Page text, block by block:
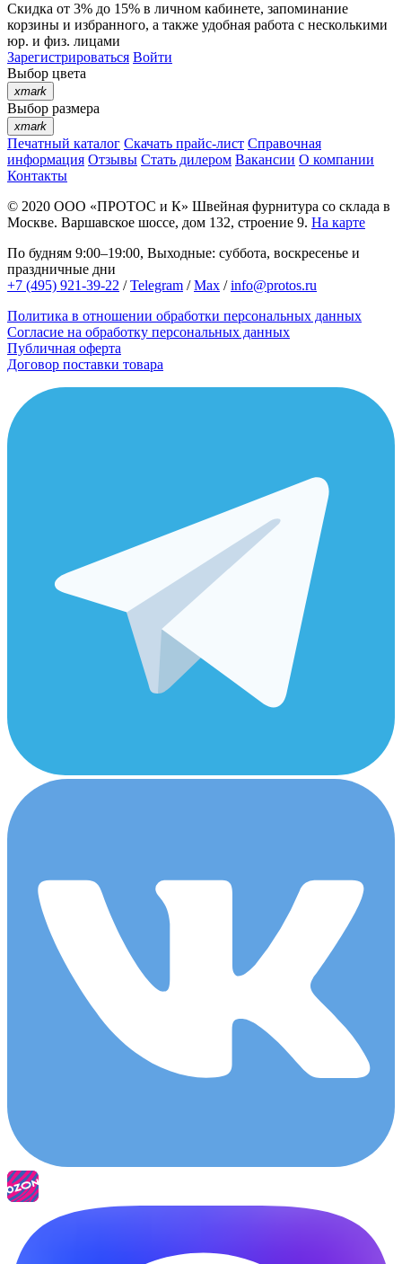
Скидка от 3% до 15% в личном кабинете, запоминание
корзины и избранного, а также удобная работа с несколькими
юр. и физ. лицами
Зарегистрироваться Войти
Выбор цвета
xmark
Выбор размера
xmark
Печатный каталог Скачать прайс-лист Справочная
информация Отзывы Стать дилером Вакансии О компании
Контакты
© 2020 ООО «ПРОТОС и К» Швейная фурнитура со склада в
Москве. Варшавское шоссе, дом 132, строение 9. На карте
По будням 9:00–19:00, Выходные: суббота, воскресенье и
праздничные дни
+7 (495) 921-39-22 /Telegram /Max /info@protos.ru
Политика в отношении обработки персональных данных
Согласие на обработку персональных данных
Публичная оферта
Договор поставки товара